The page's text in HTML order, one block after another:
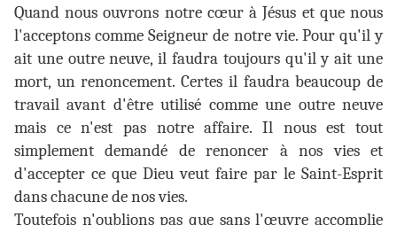
Quand nous ouvrons notre cœur à Jésus et que nous
l'acceptons comme Seigneur de notre vie. Pour qu'il y
ait une outre neuve, il faudra toujours qu'il y ait une
mort, un renoncement. Certes il faudra beaucoup de
travail avant d'être utilisé comme une outre neuve
mais ce n'est pas notre affaire. Il nous est tout
simplement demandé de renoncer à nos vies et
d'accepter ce que Dieu veut faire par le Saint-Esprit
dans chacune de nos vies.
Toutefois n'oublions pas que sans l'œuvre accomplie